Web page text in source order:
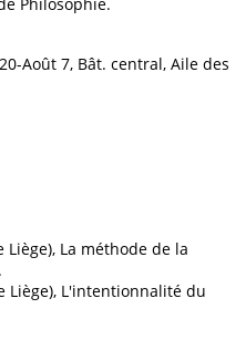
Août 7, Bât. central, Aile des
Liège), La méthode de la
Liège), L'intentionnalité du